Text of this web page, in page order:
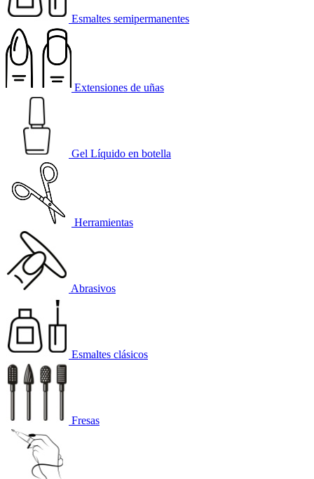
Esmaltes semipermanentes
Extensiones de uñas
Gel Líquido en botella
Herramientas
Abrasivos
Esmaltes clásicos
Fresas